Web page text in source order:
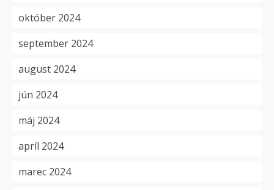
október 2024
september 2024
august 2024
jún 2024
máj 2024
apríl 2024
marec 2024